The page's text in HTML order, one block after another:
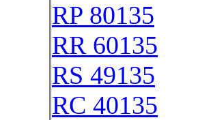
RP 80135
RR 60135
RS 49135
RC 40135